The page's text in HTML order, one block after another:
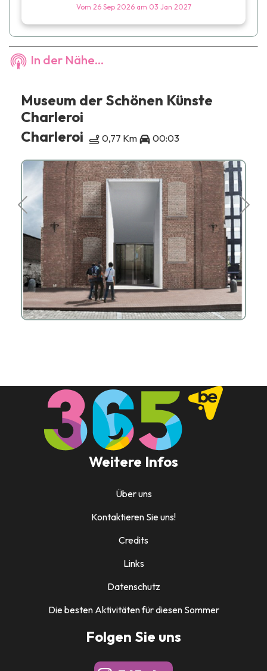
Vom 26 Sep 2026 am 03 Jan 2027
In der Nähe...
Museum der Schönen Künste
Charleroi
Charleroi
0,77 Km 00:03
Weitere Infos
Über uns
Kontaktieren Sie uns!
Credits
Links
Datenschutz
Die besten Aktivitäten für diesen Sommer
Folgen Sie uns